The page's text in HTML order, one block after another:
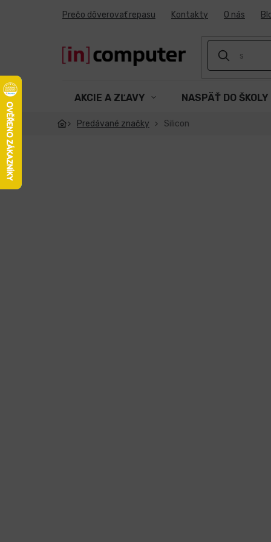
Prečo dôverovať repasu Kontakty O nás
AKCIE A ZĽAVY NASPÄŤ DO ŠKOLY
Predávané značky Silicon